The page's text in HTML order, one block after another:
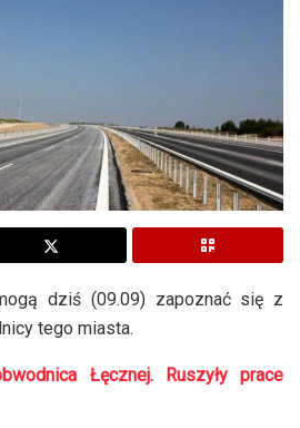
dziś (09.09) zapoznać się z
tego miasta.
Łęcznej. Ruszyły prace